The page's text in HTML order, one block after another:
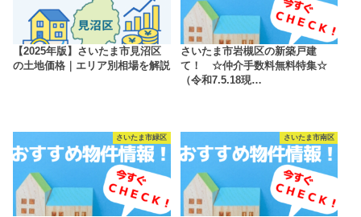
【2025年版】さいたま市見沼区
の土地価格｜エリア別相場を解説
さいたま市岩槻区の新築戸建
て！ ☆仲介手数料無料特集☆
（令和7.5.18現…
さいたま市緑区 さいたま市南区